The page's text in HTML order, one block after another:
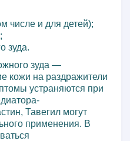
числе и для детей);
зуда.
зуда —
кожи на раздражители
устраняются при
Тавегил могут
применения. В